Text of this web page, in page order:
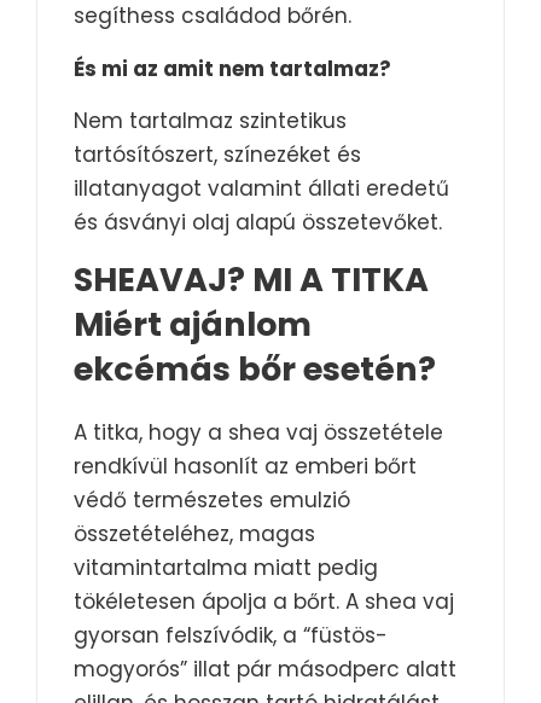
segíthess családod bőrén.
És mi az amit nem tartalmaz?
Nem tartalmaz szintetikus
tartósítószert, színezéket és
illatanyagot valamint állati eredetű
és ásványi olaj alapú összetevőket.
SHEAVAJ? MI A TITKA
Miért ajánlom
ekcémás bőr esetén?
A titka, hogy a shea vaj összetétele
rendkívül hasonlít az emberi bőrt
védő természetes emulzió
összetételéhez, magas
vitamintartalma miatt pedig
tökéletesen ápolja a bőrt. A shea vaj
gyorsan felszívódik, a “füstös-
mogyorós” illat pár másodperc alatt